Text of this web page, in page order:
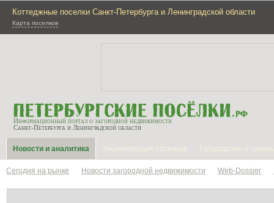
Коттеджные поселки Санкт-Петербурга и Ленинградской области
Карта поселков
Информационный портал о загородной недвижимости
Санкт-Петербурга и Ленинградской области
Новости и аналитика
Сегодня на рынке Новости загородной недвижимости Web-Dossier